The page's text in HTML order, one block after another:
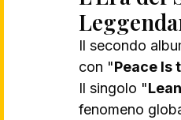
Il secondo
con "Peace Is
Il singolo "
fenomeno